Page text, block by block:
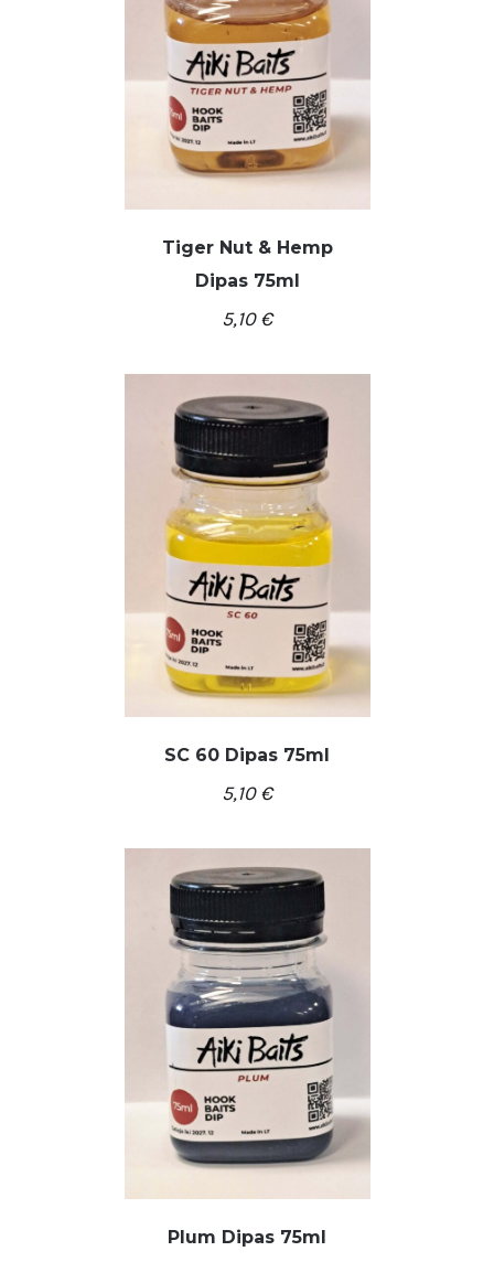
/
Tiger Nut & Hemp
Dipas 75ml
5,10€
Į KREPŠELĮ / DETALĖS
SC 60 Dipas 75ml
5,10€
Plum Dipas 75ml